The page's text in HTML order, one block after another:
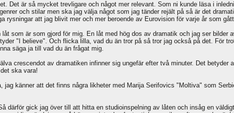
Det är så mycket trevligare och något mer relevant. Som ni kunde läsa i
och stilar men ska jag välja något som jag tänder rejält på så är det
rysningar att jag blivit mer och mer beroende av Eurovision för varje år som
som är som gjord för mig. En låt med hög dos av dramatik och jag ser bilder
"I believe". Och flicka lilla, vad du än tror på så tror jag också på det. För
säga ja till vad du än frågat mig.
crescendot av dramatiken infinner sig ungefär efter två minuter. Det
ska vara!
jag känner att det finns några likheter med Marija Serifovics "Moltiva" som
därför gick jag över till att hitta en studioinspelning av låten och insåg en